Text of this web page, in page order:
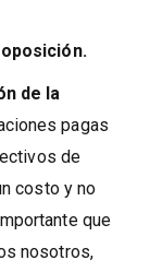
de la
pagas
de
costo y no
que
nosotros,